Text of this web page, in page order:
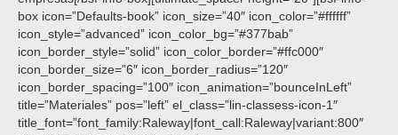
box icon=”Defaults-book” icon_size=”40″ icon_color=”#ffffff”
icon_style=”advanced” icon_color_bg=”#377bab”
icon_border_style=”solid” icon_color_border=”#ffc000″
icon_border_size=”6″ icon_border_radius=”120″
icon_border_spacing=”100″ icon_animation=”bounceInLeft”
title=”Materiales” pos=”left” el_class=”lin-classess-icon-1″
title_font=”font_family:Raleway|font_call:Raleway|variant:800″